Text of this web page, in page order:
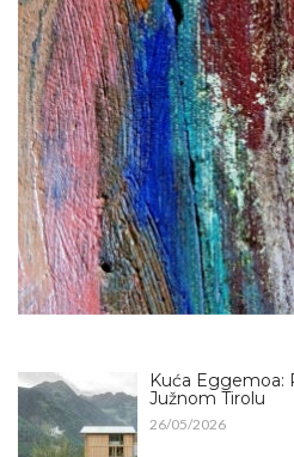
Kuća Eggemoa:
Južnom Tirolu
26/05/2026